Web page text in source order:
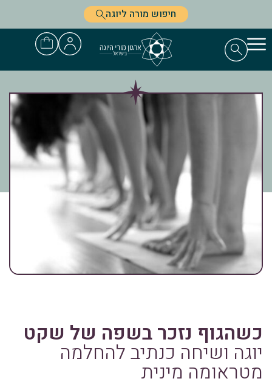
חיפוש מורה ליוגה
כשהגוף נזכר בשפה של שקט
יוגה ושיחה כנתיב להחלמה
מטראומה מינית